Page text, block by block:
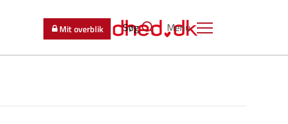
Menu
Søg
Mit overblik